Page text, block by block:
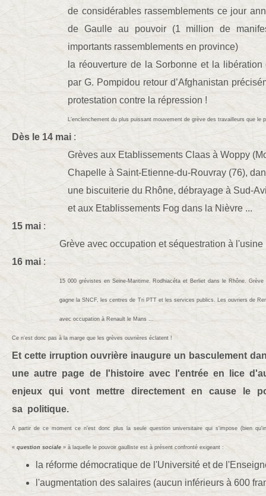
de considérables rassemblements ce jour
de Gaulle au pouvoir (1 million de
importants rassemblements en province)
la réouverture de la Sorbonne et la
par G. Pompidou retour d’Afghanistan
protestation contre la répression !
L’enclenchement du plus puissant mouvement de grève des travailleurs que le
Dès le 14 mai :
Grèves aux Etablissements Claas à Woppy
Chapelle à Saint-Etienne-du-Rouvray (76),
une biscuiterie du Rhône, débrayage à Sud-
et aux Etablissements Fog dans la Nièvre ...
15 mai :
Grève avec occupation et séquestration à
16 mai :
15 000 grévistes en Seine-Maritime. Rodhiacéta et Berliet dans le Rhône.
gagne la SNCF, les centres de Tri PTT et les services publics. Les ouvriers de
avec occupation à Renault le Mans ...
Ce n'est donc pas à la marge que les grèves ouvrières éclatent !
Et cette irruption ouvrière inaugure un basculement
une autre page de l'histoire avec l'entrée en lice
enjeux qui vont mettre directement en cause le
sa politique.
A partir de ce moment ce n'est donc plus la seule question universitaire qui s'impose(bien
« question sociale » à laquelle le pouvoir gaulliste est à présent confronté exigeant :
la réforme démocratique de l'Université et de
l'augmentation des salaires (aucun inférieurs à 600